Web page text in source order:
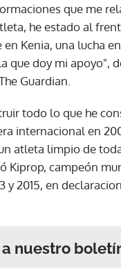
que me
he estado al
Kenia, una lucha
que doy mi apoyo",
Guardian.
todo lo que he
internacional en
atleta limpio de
Kiprop, campeón
y 2015, en
nuestro